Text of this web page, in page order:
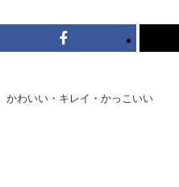
かわいい・キレイ・かっこいい